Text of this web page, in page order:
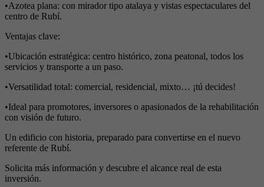
•Azotea plana: con mirador tipo atalaya y vistas espectaculares del
centro de Rubí.
Ventajas clave:
•Ubicación estratégica: centro histórico, zona peatonal, todos los
servicios y transporte a un paso.
•Versatilidad total: comercial, residencial, mixto… ¡tú decides!
•Ideal para promotores, inversores o apasionados de la rehabilitación
con visión de futuro.
Un edificio con historia, preparado para convertirse en el nuevo
referente de Rubí.
Solicita más información y descubre el alcance real de esta
inversión.